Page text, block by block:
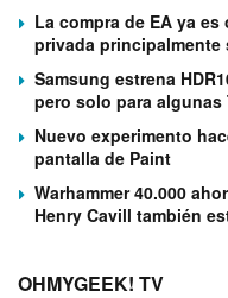
La compra de EA ya
privada principalmente
Samsung estrena
pero solo para algunas
Nuevo experimento
pantalla de Paint
Warhammer 40.000
Henry Cavill también
OHMYGEEK! TV